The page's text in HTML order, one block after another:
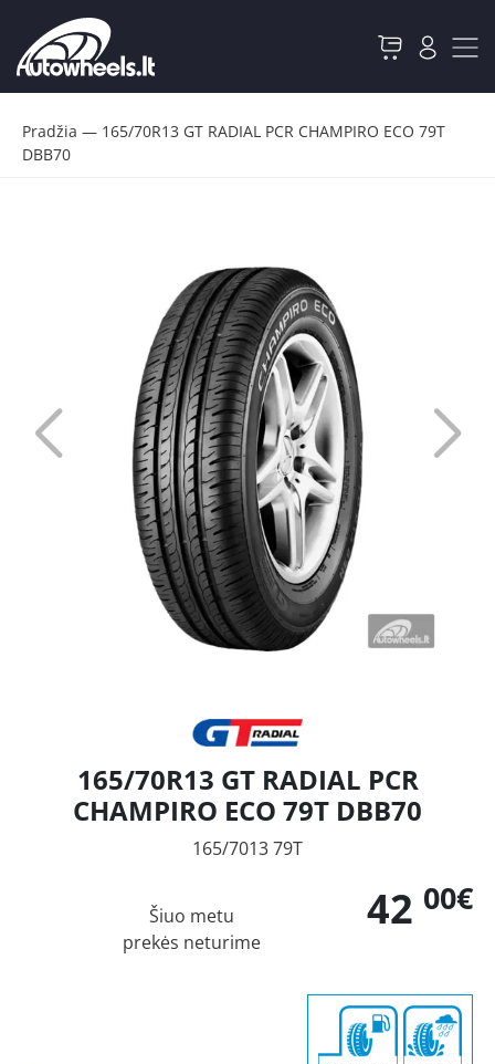
Pradžia — 165/70R13 GT RADIAL PCR CHAMPIRO ECO 79T
DBB70
165/70R13 GT RADIAL PCR
CHAMPIRO ECO 79T DBB70
165/7013 79T
42 00€
Šiuo metu
prekės neturime